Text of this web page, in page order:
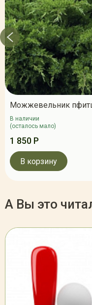
Можжевельник
В наличии
(осталось мало)
1 850 Р
В корзину
А Вы это